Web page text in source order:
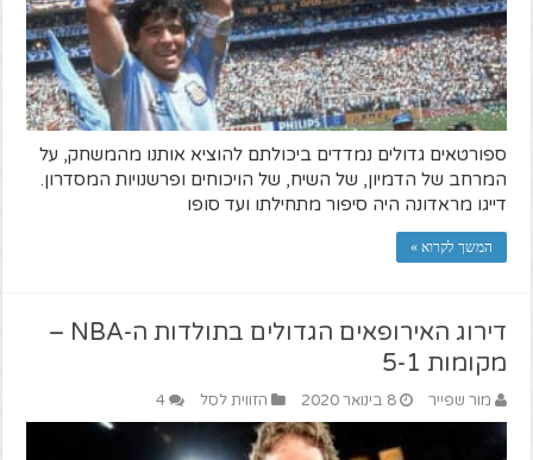
ספורטאים גדולים נמדדים ביכולתם להוציא אותנו מהמשחק, על
המרחב של הדמיון, של השיח, של הויכוחים ופרשנויות המסדרון.
דייגו מראדונה היה סיפור מתחילתו ועד סופו
המשך לקרוא »
דירוג האירופאים הגדולים בתולדות ה-NBA –
מקומות 5-1
מור שפייר 8 בינואר 2020 הזווית לסל 4